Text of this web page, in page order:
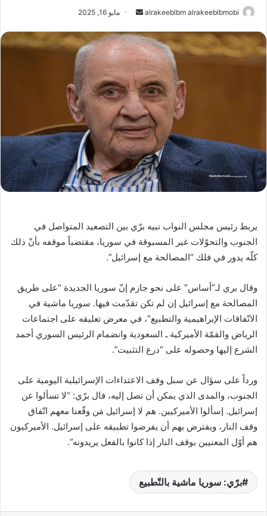
alrakeeblbm alrakeeblbmobi
أرسل
إلكترونيا
مايو 16, 2025
يربط رئيس مجلس النواب نبيه برّي بين التصعيد المتواصل في
الجنوب والتحوّلات غير المسبوقة في سوريا، مقتضباً موقفه بأنّ ذلك
كلّه يدور في فلك “المصالحة مع إسرائيل”.
وقال بري لـ”أساس” على نحو جازم إنّ سوريا الجديدة “على طريق
المصالحة مع إسرائيل إن لم تكن تقدّمت فيها. سوريا ماشية في
الاتّفاقات الإبراهيمية والتطبيع”، في معرض تعليقه على اجتماعات
الرياض والقمّة الأميركية ـ السعودية وانضمام الرئيس السوري أحمد
الشرع إليها وحصوله على “درع التثبيت”.
ورداً على سؤال عن سبل وقف الاعتداءات الإسرائيلية اليومية على
الجنوب، والمدى الذي يمكن أن تصل إليه، قال برّي: “لا تسألوا عن
إسرائيل. إسألوا الأميركيين. هم لا إسرائيل مَن وقّعنا معهم اتّفاق
وقف النار، ويفترض بهم أن يفرضوا تطبيقه على إسرائيل. الأميركيون
هم أوّل المعنيين بوقف النار إذا كانوا بالفعل يريدونه”.
برّي: سوريا ماشية بالتّطبيع